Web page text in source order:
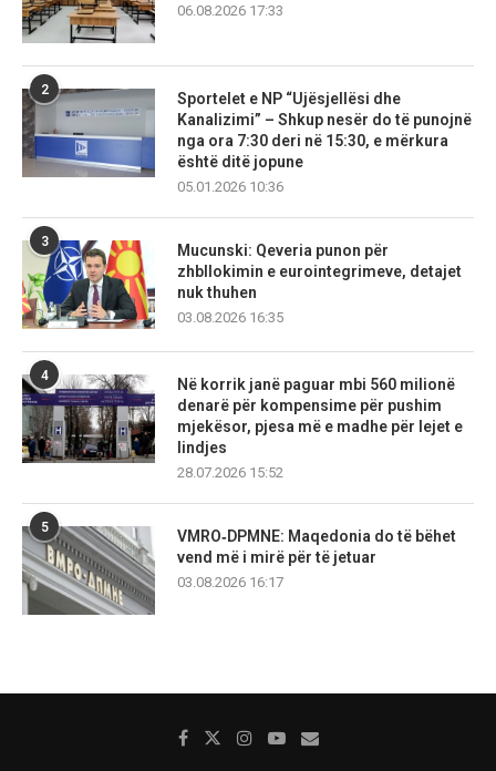
06.08.2026 17:33
2
Sportelet e NP “Ujësjellësi dhe
Kanalizimi” – Shkup nesër do të punojnë
nga ora 7:30 deri në 15:30, e mërkura
është ditë jopune
05.01.2026 10:36
3
Mucunski: Qeveria punon për
zhbllokimin e eurointegrimeve, detajet
nuk thuhen
03.08.2026 16:35
4
Në korrik janë paguar mbi 560 milionë
denarë për kompensime për pushim
mjekësor, pjesa më e madhe për lejet e
lindjes
28.07.2026 15:52
5
VMRO‑DPMNE: Maqedonia do të bëhet
vend më i mirë për të jetuar
03.08.2026 16:17